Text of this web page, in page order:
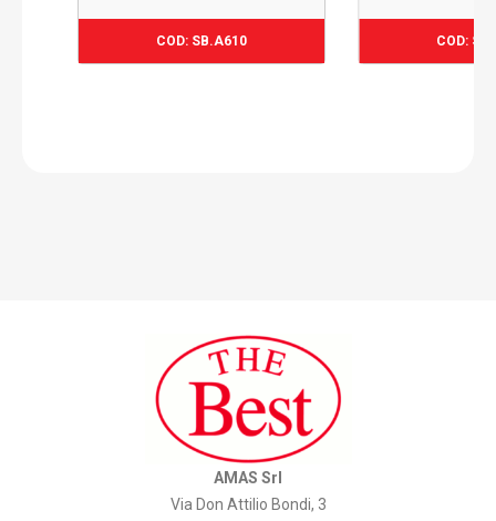
COD: SB.A610 COD:
AMAS Srl
Via Don Attilio Bondi, 3